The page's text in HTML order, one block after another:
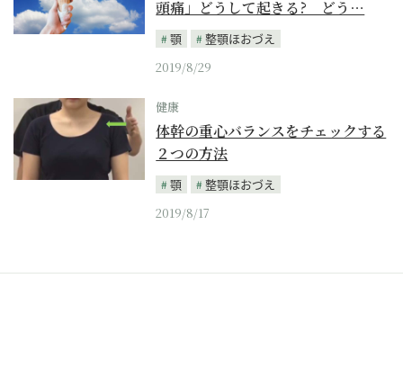
頭痛」どうして起きる? どう…
顎
整顎ほおづえ
2019/8/29
健康
体幹の重心バランスをチェックする
２つの方法
顎
整顎ほおづえ
2019/8/17